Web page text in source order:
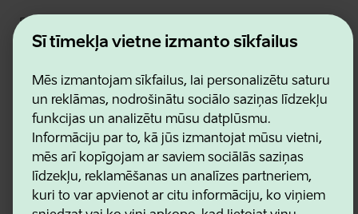
Šī tīmekļa vietne izmanto sīkfailus
Mēs izmantojam sīkfailus, lai personalizētu saturu
un reklāmas, nodrošinātu sociālo saziņas līdzekļu
funkcijas un analizētu mūsu datplūsmu.
Informāciju par to, kā jūs izmantojat mūsu vietni,
mēs arī kopīgojam ar saviem sociālās saziņas
līdzekļu, reklamēšanas un analīzes partneriem,
kuri to var apvienot ar citu informāciju, ko viņiem
Estonian Business and Innovation Agency
Kontakti
Sadarbības partneri
Lietošanas noteikumi
Sīkdatņu un konfidencialitātes politika